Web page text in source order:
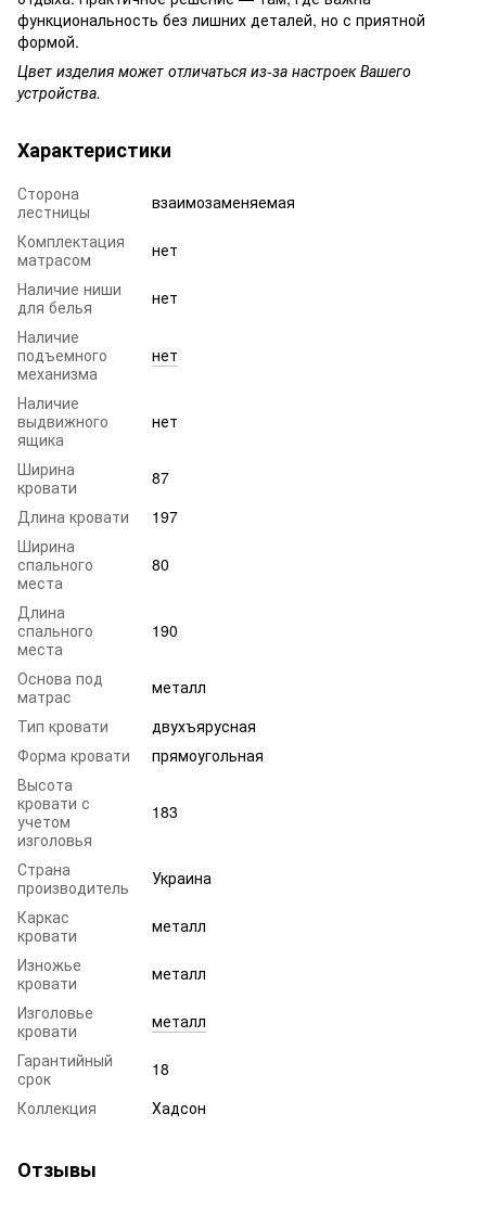
функциональность без лишних деталей, но с приятной
формой.
Цвет изделия может отличаться из-за настроек Вашего
устройства.
Характеристики
Сторона
лестницы
взаимозаменяемая
Комплектация
матрасом
нет
Наличие ниши
для белья
нет
Наличие
подъемного
механизма
нет
Наличие
выдвижного
ящика
нет
Ширина
кровати
87
Длина кровати
197
Ширина
спального
места
80
Длина
спального
места
190
Основа под
матрас
металл
Тип кровати
двухъярусная
Форма кровати
прямоугольная
Высота
кровати с
учетом
изголовья
183
Страна
производитель
Украина
Каркас
кровати
металл
Изножье
кровати
металл
Изголовье
кровати
металл
Гарантийный
срок
18
Коллекция
Хадсон
Отзывы